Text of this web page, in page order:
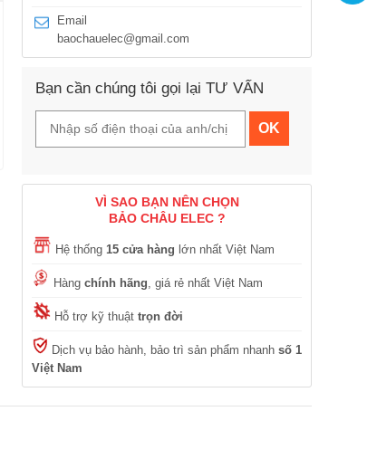
Email
baochauelec@gmail.com
Bạn cần chúng tôi gọi lại TƯ VẤN
OK
VÌ SAO BẠN NÊN CHỌN
BẢO CHÂU ELEC ?
Hệ thống 15 cửa hàng lớn nhất Việt Nam
Hàng chính hãng, giá rẻ nhất Việt Nam
Hỗ trợ kỹ thuật trọn đời
Dịch vụ bảo hành, bảo trì sản phẩm nhanh số 1
Việt Nam